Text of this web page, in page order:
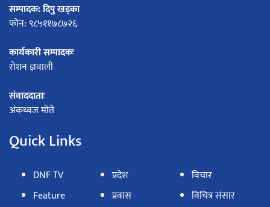
सम्पादक: दिपु खड्का
फोन: ९८५११७८७२६
कार्यकारी सम्पादकः
रोशन ज्ञवाली
संवाददाताः
अंकध्वज मोते
Quick Links
DNF TV
Feature
प्रदेश
प्रवास
विचार
विचित्र संसार